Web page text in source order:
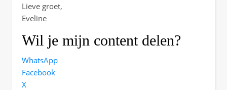
Lieve groet,
Eveline
Wil je mijn content delen?
WhatsApp
Facebook
X